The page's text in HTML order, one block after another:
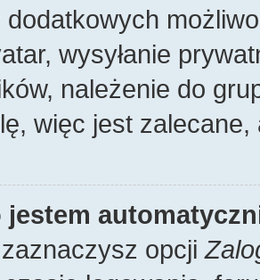
dodatkowych
wysyłanie
należenie do
więc jest zalecane,
jestem
opcji